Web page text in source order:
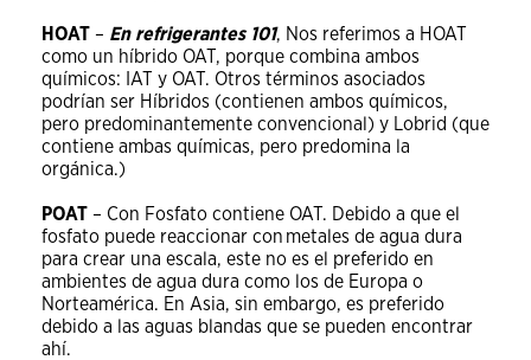
HOAT – En refrigerantes 101, Nos referimos a HOAT
como un híbrido OAT, porque combina ambos
químicos: IAT y OAT. Otros términos asociados
podrían ser Híbridos (contienen ambos químicos,
pero predominantemente convencional) y Lobrid (que
contiene ambas químicas, pero predomina la
orgánica.)
POAT – Con Fosfato contiene OAT. Debido a que el
fosfato puede reaccionar con metales de agua dura
para crear una escala, este no es el preferido en
ambientes de agua dura como los de Europa o
Norteamérica. En Asia, sin embargo, es preferido
debido a las aguas blandas que se pueden encontrar
ahí.